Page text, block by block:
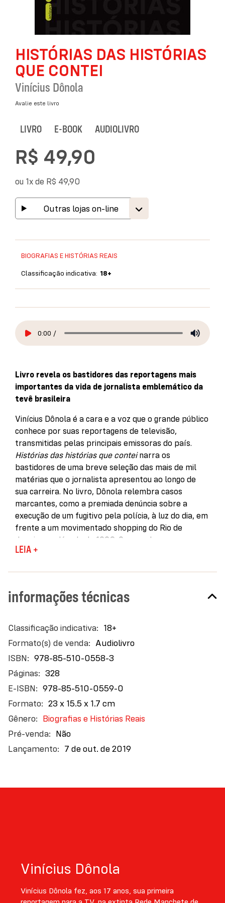
Galeria
HISTÓRIAS DAS HISTÓRIAS
QUE CONTEI
Vinícius Dônola
Avalie este livro
LIVRO E-BOOK AUDIOLIVRO
R$ 49,90
ou 1x de R$ 49,90
Outras lojas on-line
BIOGRAFIAS E HISTÓRIAS REAIS
Classificação indicativa: 18+
0:00 /
Livro revela os bastidores das reportagens mais
importantes da vida de jornalista emblemático da
tevê brasileira
Vinícius Dônola é a cara e a voz que o grande público
conhece por suas reportagens de televisão,
transmitidas pelas principais emissoras do país.
Histórias das histórias que conteinarra os
bastidores de uma breve seleção das mais de mil
matérias que o jornalista apresentou ao longo de
sua carreira. No livro, Dônola relembra casos
marcantes, como a premiada denúncia sobre a
execução de um fugitivo pela polícia, à luz do dia, em
frente a um movimentado shopping do Rio de
Janeiro na década de 1990. Ou quando, ao se
debruçar sobre o assassinato da vereadora Marielle
diferente da considerada inicialmente pela
Ao relembrar alguns de seus trabalhos mais
– agora leitores – com os bastidores de uma
profissão que, em nome do compromisso com a
informação, muitas vezes expõe seus profissionais a
situações limite, ao mesmo tempo que possibilita
salientar casos que passariam despercebidos sem o
olhar jornalístico. No livro, Dônola também não se
furta a expressar seu envolvimento pessoal com as
matérias.Histórias das histórias que contei
todos que algum dia tiveram curiosidade de saber
aqueles que sonham em um dia ocupar papel de
LEIA +
informações técnicas
Mais
informações
18+
Audiolivro
978-85-510-0558-3
328
978-85-510-0559-0
23 x 15.5 x 1.7 cm
Biografias e Histórias Reais
Não
7 de out. de 2019
Vinícius Dônola
Vinícius Dônola fez, aos 17 anos, sua primeira